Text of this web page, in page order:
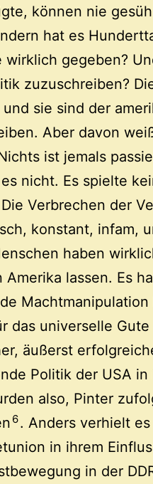
können nie
hat es
wirklich gegeben?
zuzuschreiben?
sie sind der
Aber davon
ist jemals
nicht. Es spielte
Verbrechen der
konstant, infam,
haben
Amerika lassen. Es
das universelle
äußerst
Politik der USA
also, Pinter
6. Anders verhielt
in ihrem
in der